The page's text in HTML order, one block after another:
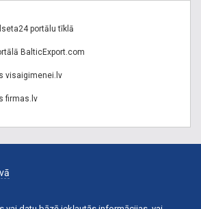
portālu tīklā
BalticExport.com
visaigimenei.lv
firmas.lv